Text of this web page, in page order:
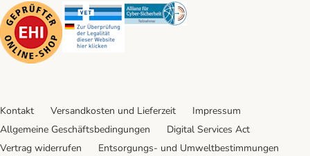
Security Security Security
Kontakt Versandkosten und Lieferzeit
Impressum
Allgemeine Geschäftsbedingungen
Digital Services Act
Vertrag widerrufen
Entsorgungs- und Umweltbestimmungen